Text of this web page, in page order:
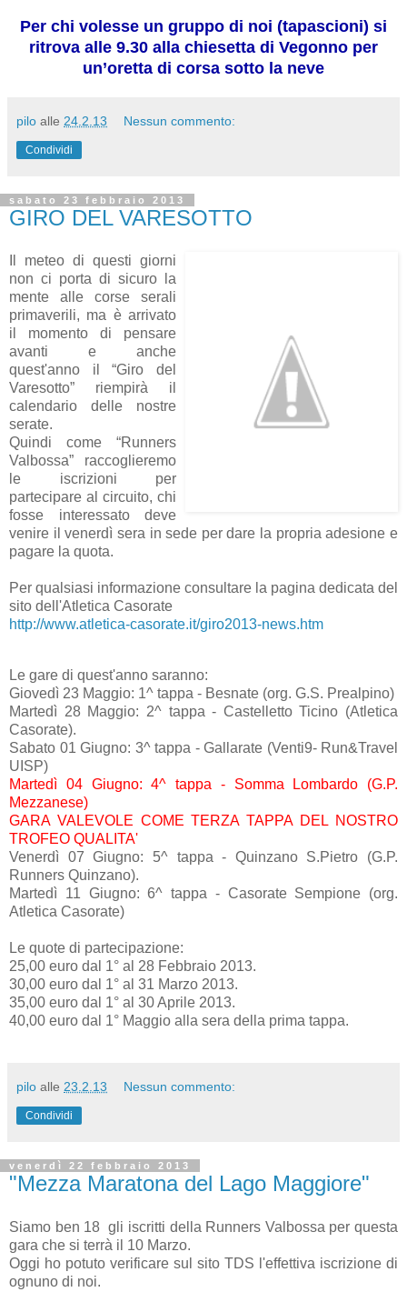
Per chi volesse un gruppo di noi (tapascioni) si
ritrova alle 9.30 alla chiesetta di Vegonno per
un’oretta di corsa sotto la neve
pilo alle 24.2.13 Nessun commento:
Condividi
sabato 23 febbraio 2013
GIRO DEL VARESOTTO
Il meteo di questi giorni
non ci porta di sicuro la
mente alle corse serali
primaverili, ma è arrivato
il momento di pensare
avanti e anche
quest'anno il “Giro del
Varesotto” riempirà il
calendario delle nostre
serate.
Quindi come “Runners
Valbossa” raccoglieremo
le iscrizioni per
partecipare al circuito, chi
fosse interessato deve
venire il venerdì sera in sede per dare la propria adesione e
pagare la quota.
Per qualsiasi informazione consultare la pagina dedicata del
sito dell'Atletica Casorate
http://www.atletica-casorate.it/giro2013-news.htm
Le gare di quest'anno saranno:
Giovedì 23 Maggio: 1^ tappa - Besnate (org. G.S. Prealpino)
Martedì 28 Maggio: 2^ tappa - Castelletto Ticino (Atletica
Casorate).
Sabato 01 Giugno: 3^ tappa - Gallarate (Venti9- Run&Travel
UISP)
Martedì 04 Giugno: 4^ tappa - Somma Lombardo (G.P.
Mezzanese)
GARA VALEVOLE COME TERZA TAPPA DEL NOSTRO
TROFEO QUALITA'
Venerdì 07 Giugno: 5^ tappa - Quinzano S.Pietro (G.P.
Runners Quinzano).
Martedì 11 Giugno: 6^ tappa - Casorate Sempione (org.
Atletica Casorate)
Le quote di partecipazione:
25,00 euro dal 1° al 28 Febbraio 2013.
30,00 euro dal 1° al 31 Marzo 2013.
35,00 euro dal 1° al 30 Aprile 2013.
40,00 euro dal 1° Maggio alla sera della prima tappa.
pilo alle 23.2.13 Nessun commento:
Condividi
venerdì 22 febbraio 2013
"Mezza Maratona del Lago Maggiore"
Siamo ben 18 gli iscritti della Runners Valbossa per questa
gara che si terrà il 10 Marzo.
Oggi ho potuto verificare sul sito TDS l'effettiva iscrizione di
ognuno di noi.